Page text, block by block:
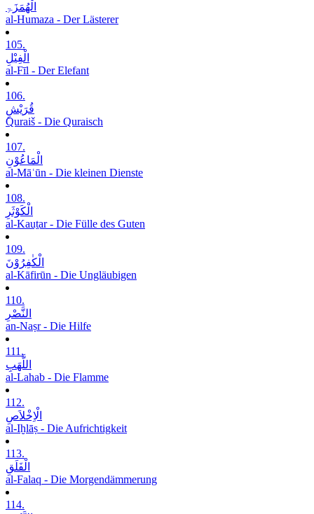
الْھُمَزَۃِ
al-Humaza - Der Lästerer
105.
الْفِیْلِ
al-Fīl - Der Elefant
106.
قُرَیْشٍ
Quraiš - Die Quraisch
107.
الْمَاعُوْنِ
al-Māʿūn - Die kleinen Dienste
108.
الْکَوْثَرِ
al-Kauṯar - Die Fülle des Guten
109.
الْکٰفِرُوْنَ
al-Kāfirūn - Die Ungläubigen
110.
النَّصْرِ
an-Naṣr - Die Hilfe
111.
اللَّھَبِ
al-Lahab - Die Flamme
112.
الْاِخْلاَصِ
al-Iḫlāṣ - Die Aufrichtigkeit
113.
الْفَلَقِ
al-Falaq - Die Morgendämmerung
114.